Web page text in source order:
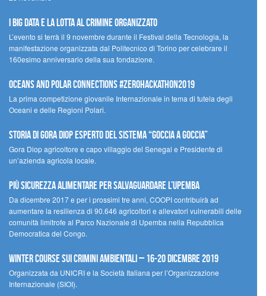
I Big Data e la lotta al crimine organizzato
L’evento si terrà il 9 novembre durante il Festival della Tecnologia, la
manifestazione organizzata dal Politecnico di Torino per celebrare il
160esimo anniversario della sua fondazione.
Oceans and Polar Connections #ZEROHackathon2019
La prima competizione giovanile Internazionale in tema di tutela degli
Oceani e delle Regioni Polari.
STORIA DI GORA DIOP ESPERTO DEL SISTEMA “GOCCIA A GOCCIA”
Gora Diop agricoltore e capo villaggio del Senegal e Presidente di
un’azienda agricola locale.
Più sicurezza alimentare per salvaguardare l’Upemba
Da dicembre 2017 e per i prossimi tre anni, COOPI contribuirà ad
aumentare la resilienza di 90.646 agricoltori e allevatori vulnerabili delle
comunità limitrofe al Parco Nazionale di Upemba nella Repubblica
Democratica del Congo.
Winter Course sui Crimini Ambientali – 16-20 Dicembre 2019
Organizzata da UNICRI e la Società Italiana per l’Organizzazione
Internazionale (SIOI).